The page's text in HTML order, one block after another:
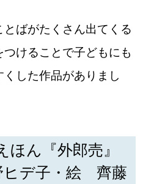
あなたとつくる、
け”WEBマガジン
Sitakkeパートナー
ばがたくさん出てくる
けることで子どもにも
した作品がありまし
ん『外郎売』
ヒデ子・絵 齊藤